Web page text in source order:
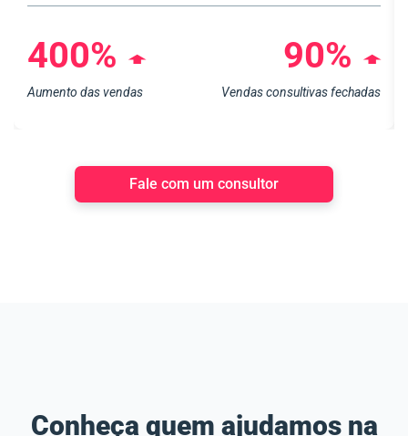
400% ➧
Aumento das vendas
90% ➧
Vendas consultivas fechadas
Fale com um consultor
Conheça quem ajudamos na